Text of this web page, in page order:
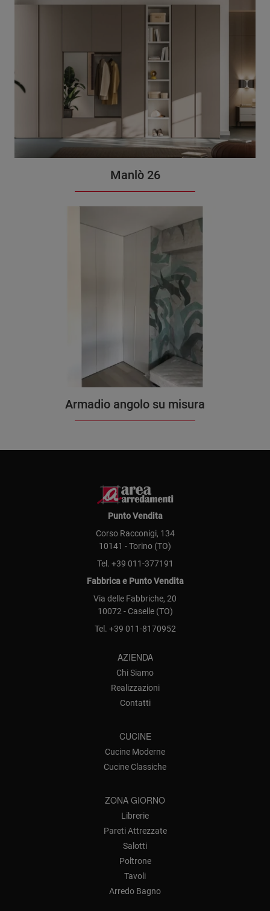
Manlò 26
Armadio angolo su misura
Punto Vendita
Corso Racconigi, 134
10141 - Torino (TO)
Tel. +39 011-377191
Fabbrica e Punto Vendita
Via delle Fabbriche, 20
10072 - Caselle (TO)
Tel. +39 011-8170952
AZIENDA
Chi Siamo
Realizzazioni
Contatti
CUCINE
Cucine Moderne
Cucine Classiche
ZONA GIORNO
Librerie
Pareti Attrezzate
Salotti
Poltrone
Tavoli
Arredo Bagno